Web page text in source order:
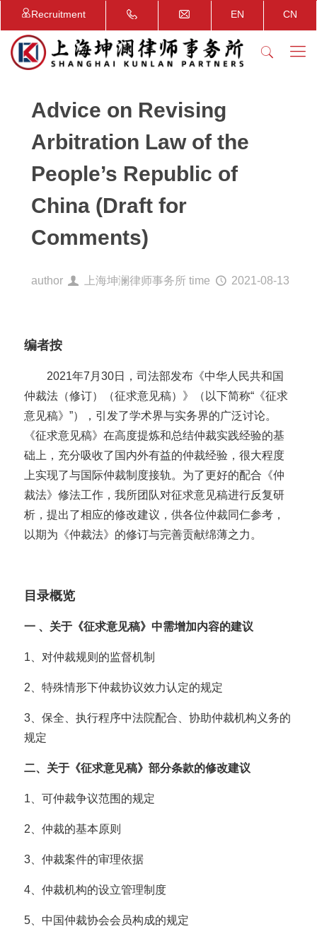
Recruitment EN CN
Advice on Revising
Arbitration Law of the
People’s Republic of
China (Draft for
Comments)
author 上海坤澜律师事务所 time 2021-08-13
编者按
2021年7月30日，司法部发布《中华人民共和国
仲裁法（修订）（征求意见稿）》（以下简称“《征求
意见稿》”），引发了学术界与实务界的广泛讨论。
《征求意见稿》在高度提炼和总结仲裁实践经验的基
础上，充分吸收了国内外有益的仲裁经验，很大程度
上实现了与国际仲裁制度接轨。为了更好的配合《仲
裁法》修法工作，我所团队对征求意见稿进行反复研
析，提出了相应的修改建议，供各位仲裁同仁参考，
以期为《仲裁法》的修订与完善贡献绵薄之力。
目录概览
一 、关于《征求意见稿》中需增加内容的建议
1、对仲裁规则的监督机制
2、特殊情形下仲裁协议效力认定的规定
3、保全、执行程序中法院配合、协助仲裁机构义务的
规定
二、关于《征求意见稿》部分条款的修改建议
1、可仲裁争议范围的规定
2、仲裁的基本原则
3、仲裁案件的审理依据
4、仲裁机构的设立管理制度
5、中国仲裁协会会员构成的规定